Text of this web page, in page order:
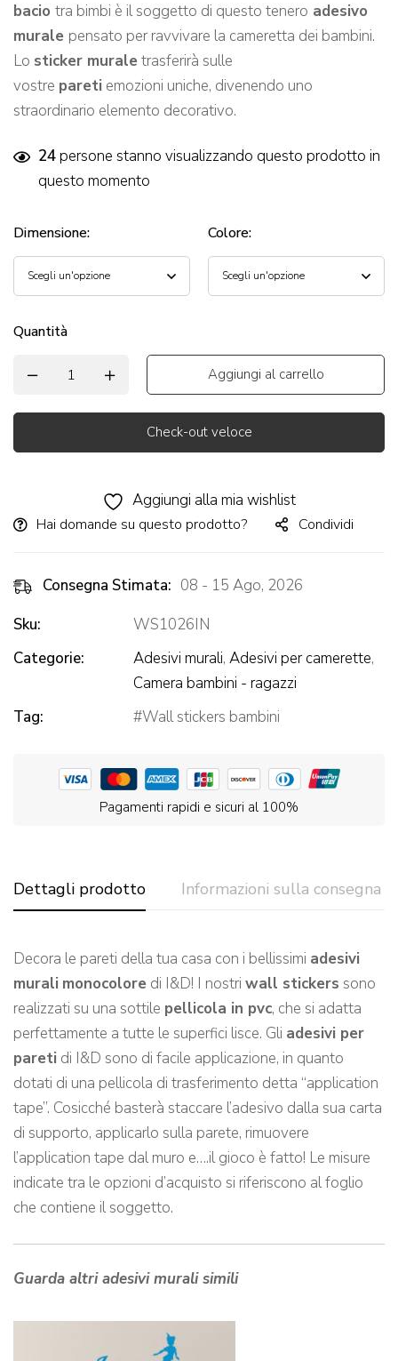
bacio tra bimbi è il soggetto di questo tenero adesivo
murale pensato per ravvivare la cameretta dei bambini.
Lo sticker murale trasferirà sulle
vostre pareti emozioni uniche, divenendo uno
straordinario elemento decorativo.
24persone stanno visualizzando questo prodotto in
questo momento
Dimensione: Colore:
Quantità
Aggiungi al carrello
Check-out veloce
Aggiungi alla mia wishlist
Hai domande su questo prodotto? Condividi
Consegna Stimata: 08 - 15 Ago, 2026
Sku:
WS1026IN
Categorie:
Adesivi murali, Adesivi per camerette,
Camera bambini - ragazzi
Tag:
Wall stickers bambini
Pagamenti rapidi e sicuri al 100%
Dettagli prodotto Informazioni sulla consegna
Decora le pareti della tua casa con i bellissimi adesivi
murali monocolore di I&D! I nostri wall stickers sono
realizzati su una sottile pellicola in pvc, che si adatta
perfettamente a tutte le superfici lisce. Gli adesivi per
pareti di I&D sono di facile applicazione, in quanto
dotati di una pellicola di trasferimento detta “application
tape”. Cosicché basterà staccare l’adesivo dalla sua carta
di supporto, applicarlo sulla parete, rimuovere
l’application tape dal muro e….il gioco è fatto! Le misure
indicate tra le opzioni d’acquisto si riferiscono al foglio
che contiene il soggetto.
Guarda altri adesivi murali simili